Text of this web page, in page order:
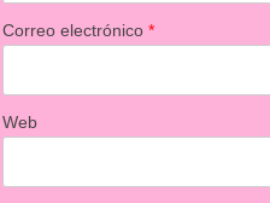
Correo electrónico*
Web